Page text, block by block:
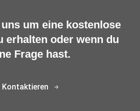
um eine kostenlose
erhalten oder wenn du
Frage hast.
Kontaktieren